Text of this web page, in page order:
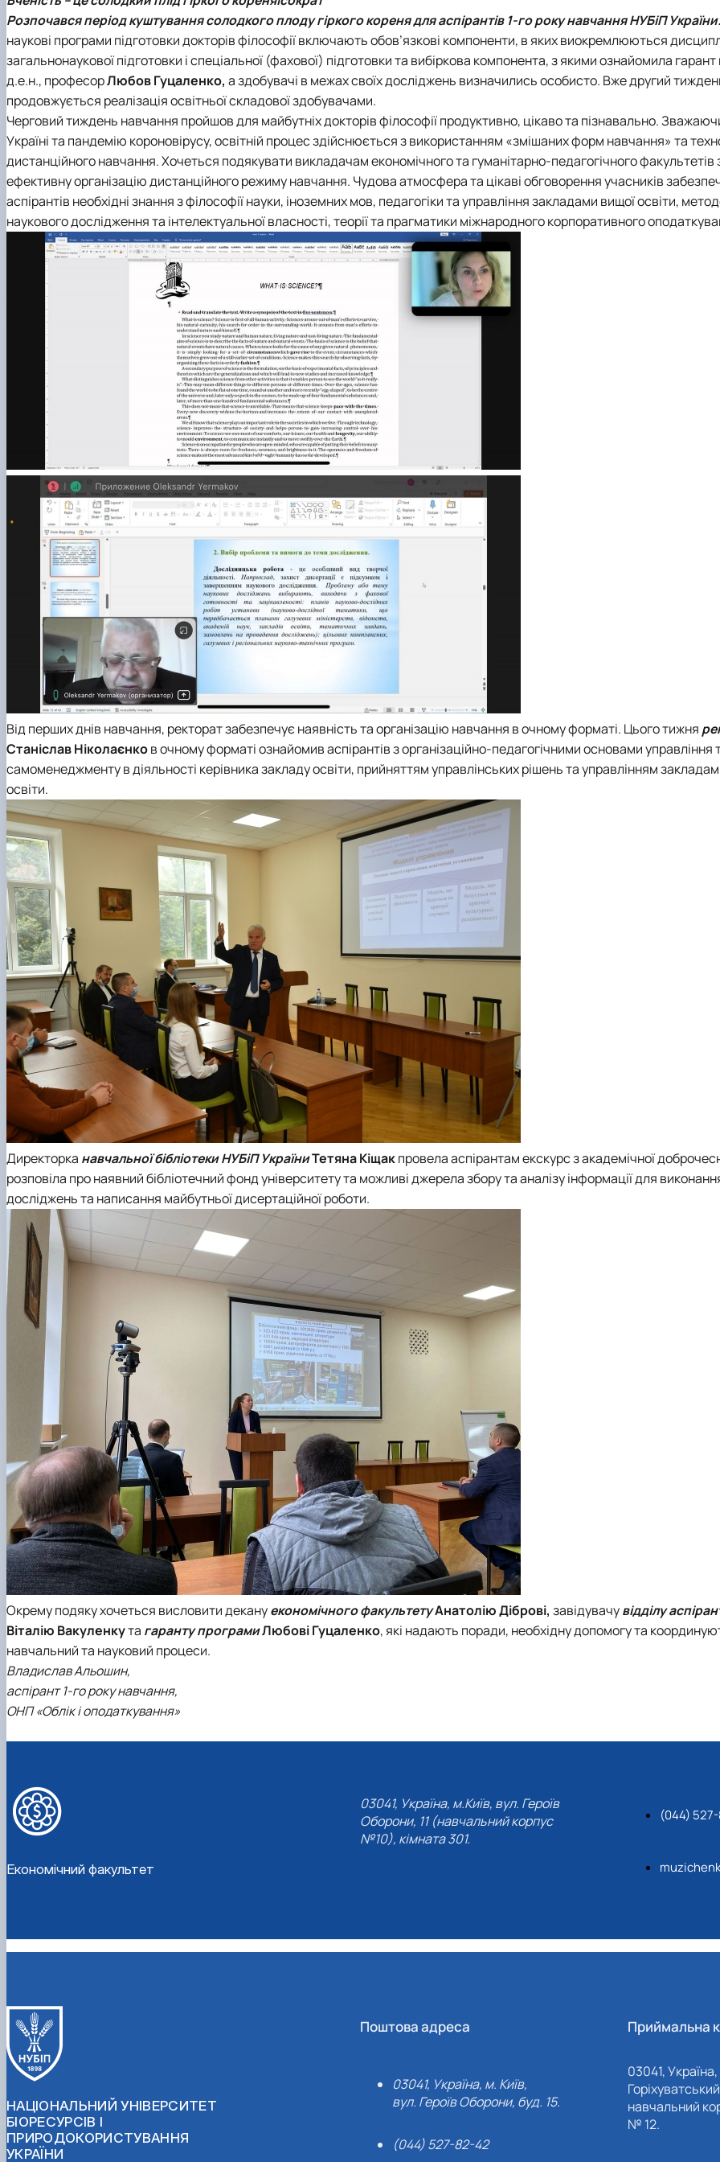
Навчально-наукові (виробничі) лабораторії
Вибіркові дисципліни
Неформальна освіта
Корисні посилання
Скринька довіри
Міжкафедральна навчально-наукова лабораторія розвитку бізнес-систем, кластерів …
Міжнародна науково-практична конференція, присвячена 75-річчю економічного фак…
Кафедра готельно-ресторанної справи та туризму
Розпочався період куштування солодкого плоду гіркого кореня для аспірантів 1-го року навчання НУБіП України.
наукові програми підготовки докторів філософії включають обов’язкові компоненти, в яких виокремлюються
загальнонаукової підготовки і спеціальної (фахової) підготовки та вибіркова компонента, з якими ознайомила
д.е.н., професорЛюбов Гуцаленко, а здобувачі в межах своїх досліджень визначились особисто. Вже другий
продовжується реалізація освітньої складової здобувачами.
Черговий тиждень навчання пройшов для майбутніх докторів філософії продуктивно, цікаво та пізнавально.
Україні та пандемію короновірусу, освітній процес здійснюється з використанням «змішаних форм навчання» та
дистанційного навчання. Хочеться подякувати викладачам економічного та гуманітарно-педагогічного факультетів
ефективну організацію дистанційного режиму навчання. Чудова атмосфера та цікаві обговорення учасників
аспірантів необхідні знання з філософії науки, іноземних мов, педагогіки та управління закладами вищої освіти,
наукового дослідження та інтелектуальної власності, теорії та прагматики міжнародного корпоративного
Від перших днів навчання, ректорат забезпечує наявність та організацію навчання в очному форматі. Цього тижня
Станіслав Ніколаєнков очному форматі ознайомив аспірантів з організаційно-педагогічними основами управління
самоменеджменту в діяльності керівника закладу освіти, прийняттям управлінських рішень та управлінням
освіти.
Директорка навчальної бібліотеки НУБіП УкраїниТетяна Кіщакпровела аспірантам екскурс з академічної
розповіла про наявний бібліотечний фонд університету та можливі джерела збору та аналізу інформації для
досліджень та написання майбутньої дисертаційної роботи.
Окрему подяку хочеться висловити декануекономічного факультетуАнатолію Діброві, завідувачувідділу
Віталію Вакуленкута гаранту програмиЛюбові Гуцаленко, які надають поради, необхідну допомогу та
навчальний та науковий процеси.
Владислав Альошин,
аспірант 1-го року навчання,
ОНП «Облік і оподаткування»
Економічний факультет
03041, Україна, м.Київ, вул. Героїв
Оборони, 11 (навчальний корпус
№10), кімната 301.
(044)
НАЦІОНАЛЬНИЙ УНІВЕРСИТЕТ
БІОРЕСУРСІВ І
ПРИРОДОКОРИСТУВАННЯ
УКРАЇНИ
Поштова адреса
03041, Україна, м. Київ,
вул. Героїв Оборони, буд. 15.
(044) 527-82-42
Приймальна
03041,
навчальний
№ 12.